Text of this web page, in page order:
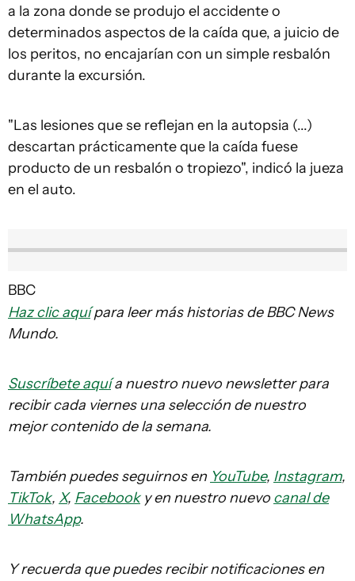
a la zona donde se produjo el accidente o
determinados aspectos de la caída que, a juicio de
los peritos, no encajarían con un simple resbalón
durante la excursión.
"Las lesiones que se reflejan en la autopsia (...)
descartan prácticamente que la caída fuese
producto de un resbalón o tropiezo", indicó la jueza
en el auto.
BBC
Haz clic aquípara leer más historias de BBC News
Mundo.
Suscríbete aquía nuestro nuevo newsletter para
recibir cada viernes una selección de nuestro
mejor contenido de la semana.
También puedes seguirnos en YouTube, Instagram,
TikTok, X, Facebooky en nuestro nuevo canal de
WhatsApp.
Y recuerda que puedes recibir notificaciones en